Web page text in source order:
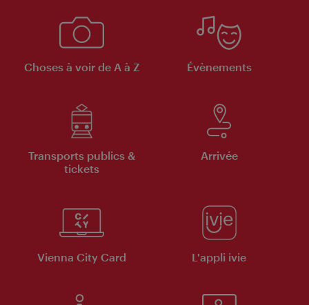
Choses à voir de A à Z Évènements
Transports publics &
tickets
Arrivée
Vienna City Card L'appli ivie